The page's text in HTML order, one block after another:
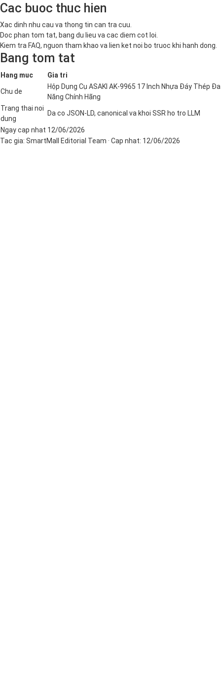
Cac buoc thuc hien
Xac dinh nhu cau va thong tin can tra cuu.
Doc phan tom tat, bang du lieu va cac diem cot loi.
Kiem tra FAQ, nguon tham khao va lien ket noi bo truoc khi hanh dong.
Bang tom tat
Hang muc Gia tri
Chu de
Hộp Dụng Cụ ASAKI AK-9965 17 Inch Nhựa Đáy Thép Đa
Năng Chính Hãng
Trang thai noi
dung
Da co JSON-LD, canonical va khoi SSR ho tro LLM
Ngay cap nhat 12/06/2026
Tac gia: SmartMall Editorial Team · Cap nhat: 12/06/2026